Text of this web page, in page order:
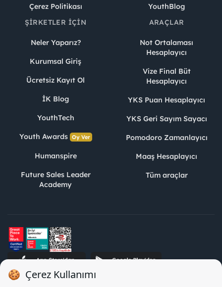
Çerez Politikası
YouthBlog
ŞIRKETLER İÇIN
Neler Yaparız?
Kurumsal Giriş
Ücretsiz Kayıt Ol
İK Blog
YouthTech
Youth Awards Oy Ver
Humanspire
Future Sales Leader
Academy
ARAÇLAR
Not Ortalaması
Hesaplayıcı
Vize Final Büt
Hesaplayıcı
YKS Puan Hesaplayıcı
YKS Geri Sayım Sayacı
Pomodoro Zamanlayıcı
Maaş Hesaplayıcı
Tüm araçlar